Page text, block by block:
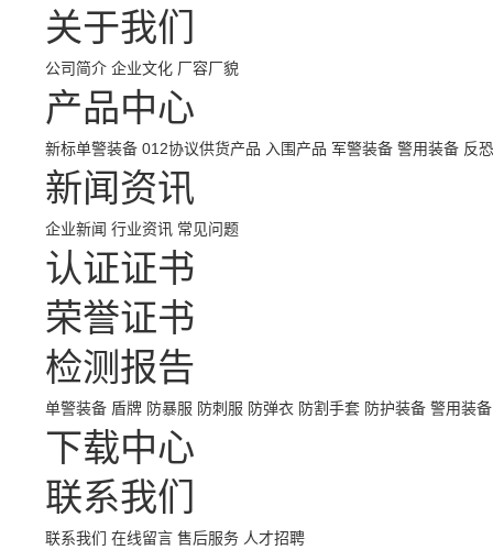
关于我们
公司简介 企业文化 厂容厂貌
产品中心
新标单警装备 012协议供货产品 入围产品 军警装备 警用装备 反
新闻资讯
企业新闻 行业资讯 常见问题
认证证书
荣誉证书
检测报告
单警装备 盾牌 防暴服 防刺服 防弹衣 防割手套 防护装备 警用装备
下载中心
联系我们
联系我们 在线留言 售后服务 人才招聘